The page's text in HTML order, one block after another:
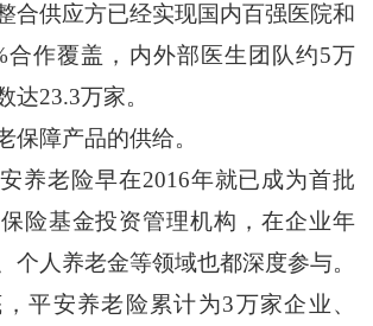
合供应方已经实现国内百强医院和
合作覆盖，内外部医生团队约5万
达23.3万家。
保障产品的供给。
养老险早在2016年就已成为首批
险基金投资管理机构，在企业年
个人养老金等领域也都深度参与。
平安养老险累计为3万家企业、